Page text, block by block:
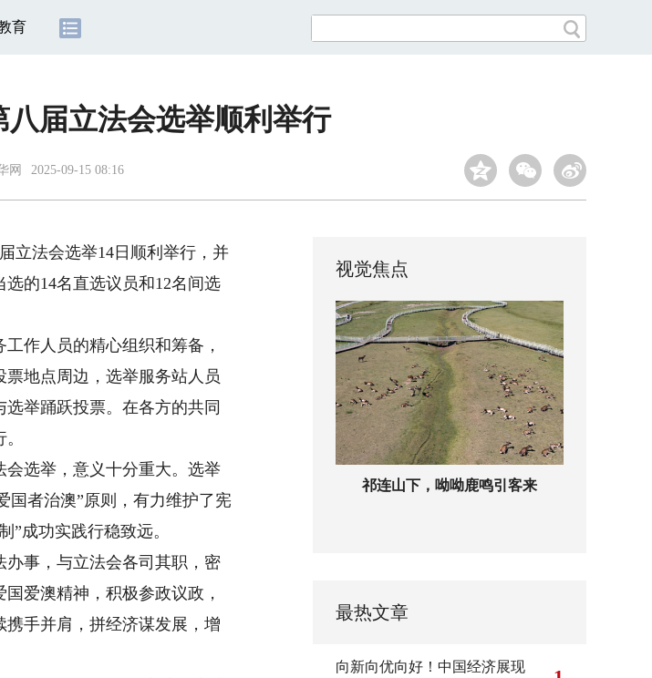
育
届立法会选举顺利举行
网 2025-09-15 08:16
法会选举14日顺利举行，并
的14名直选议员和12名间选
作人员的精心组织和筹备，
地点周边，选举服务站人员
举踊跃投票。在各方的共同
选举，意义十分重大。选举
国者治澳”原则，有力维护了宪
”成功实践行稳致远。
事，与立法会各司其职，密
爱澳精神，积极参政议政，
手并肩，拼经济谋发展，增
视觉焦点
祁连山下，呦呦鹿鸣引客来
最热文章
向新向优向好！中国经济展现